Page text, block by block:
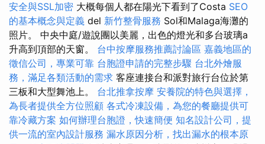
安全與SSL加密 大概每個人都在陽光下看到了Costa SEO
的基本概念與定義 del 新竹整骨服務 Sol和Malaga海灘的
照片。 中央中庭/遊說團以美麗，出色的燈光和多台玻璃a
升高到頂部的天窗。 台中按摩服務推薦討論區 嘉義地區的
徵信公司，專業可靠 台胞證申請的完整步驟 台北外燴服
務，滿足各類活動的需求 客座連接台和派對旅行台位於第
三板和大型舞池上。 台北推拿按摩 安養院的特色與選擇，
為長者提供全方位照顧 各式冷凍設備，為您的餐廳提供可
靠冷藏方案 如何辦理台胞證，快速簡便 知名設計公司，提
供一流的室內設計服務 漏水原因分析，找出漏水的根本原